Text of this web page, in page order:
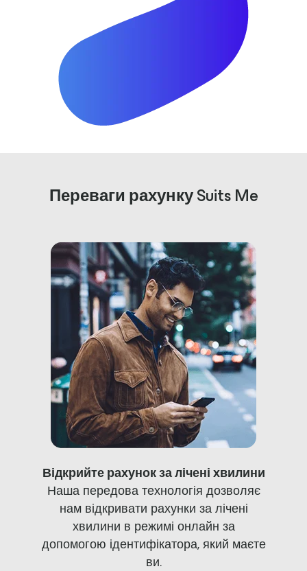
Переваги рахунку Suits Me
Відкрийте рахунок за лічені хвилини
Наша передова технологія дозволяє
нам відкривати рахунки за лічені
хвилини в режимі онлайн за
допомогою ідентифікатора, який маєте
ви.